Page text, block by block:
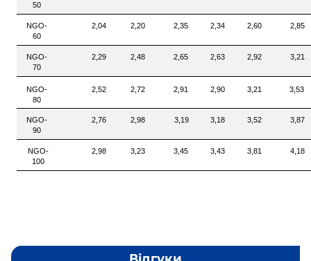
50
NGO-
60
2,04 2,20 2,35 2,34 2,60 2,85
NGO-
70
2,29 2,48 2,65 2,63 2,92 3,21
NGO-
80
2,52 2,72 2,91 2,90 3,21 3,53
NGO-
90
2,76 2,98 3,19 3,18 3,52 3,87
NGO-
100
2,98 3,23 3,45 3,43 3,81 4,18